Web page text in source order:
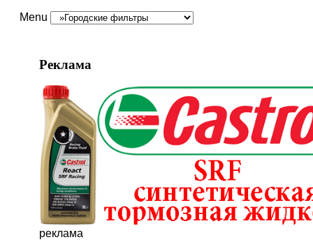
Menu
Реклама
реклама